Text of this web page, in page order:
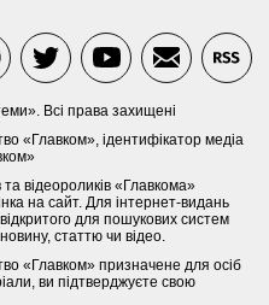
Всі права захищені
«Главком», ідентифікатор медіа
та відеороликів «Главкома»
на сайт. Для інтернет-видань
для пошукових систем
статтю чи відео.
«Главком» призначене для осіб
ви підтверджуєте свою